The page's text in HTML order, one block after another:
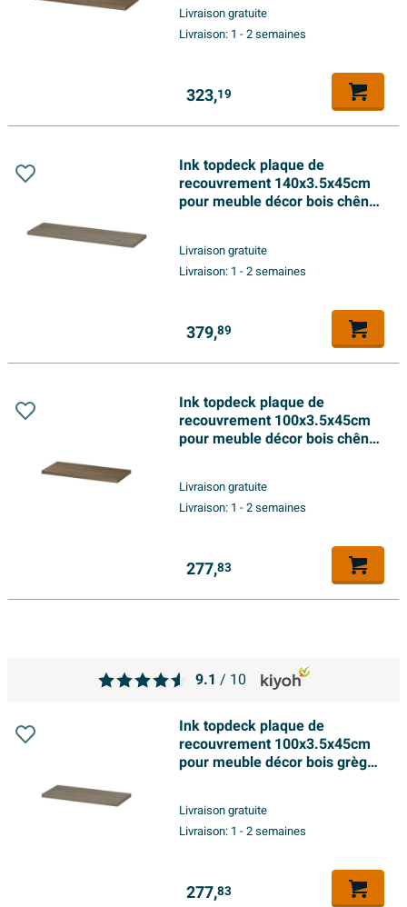
Livraison gratuite
Livraison: 1 - 2 semaines
323,19
Ink topdeck plaque de
recouvrement 140x3.5x45cm
pour meuble décor bois chêne
Livraison gratuite
Livraison: 1 - 2 semaines
379,89
Ink topdeck plaque de
recouvrement 100x3.5x45cm
pour meuble décor bois chêne
Livraison gratuite
Livraison: 1 - 2 semaines
277,83
Ink topdeck plaque de
recouvrement 100x3.5x45cm
pour meuble décor bois grège
Livraison gratuite
Livraison: 1 - 2 semaines
277,83
9.1 / 10